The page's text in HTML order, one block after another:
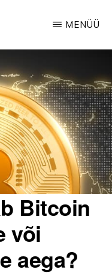
MENÜÜ
Bitcoin
või
aega?